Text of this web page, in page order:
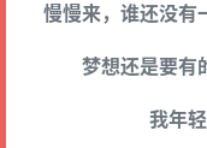
慢慢来，谁还没
梦想还是要
我年